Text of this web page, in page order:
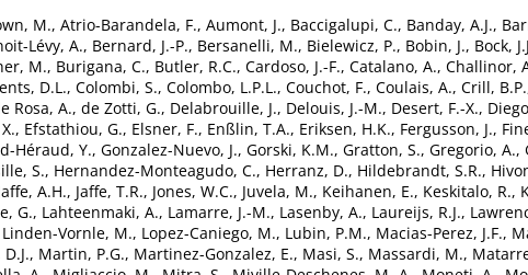
M., Atrio-Barandela, F., Aumont, J., Baccigalupi, C., Banday, A.J.,
Lévy, A., Bernard, J.-P., Bersanelli, M., Bielewicz, P., Bobin, J., Bock,
M., Burigana, C., Butler, R.C., Cardoso, J.-F., Catalano, A., Challinor,
D.L., Colombi, S., Colombo, L.P.L., Couchot, F., Coulais, A., Crill, B.P.
Rosa, A., de Zotti, G., Delabrouille, J., Delouis, J.-M., Desert, F.-X.,
, Efstathiou, G., Elsner, F., Enßlin, T.A., Eriksen, H.K., Fergusson, J.,
Héraud, Y., Gonzalez-Nuevo, J., Gorski, K.M., Gratton, S., Gregorio, A.,
S., Hernandez-Monteagudo, C., Herranz, D., Hildebrandt, S.R.,
A.H., Jaffe, T.R., Jones, W.C., Juvela, M., Keihanen, E., Keskitalo, R.,
G., Lahteenmaki, A., Lamarre, J.-M., Lasenby, A., Laureijs, R.J.,
Linden-Vornle, M., Lopez-Caniego, M., Lubin, P.M., Macias-Perez, J.F.,
, Martin, P.G., Martinez-Gonzalez, E., Masi, S., Massardi, M.,